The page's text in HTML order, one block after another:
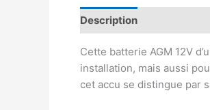
Description
Cette batterie AGM 12V
installation, mais aussi
cet accu se distingue par